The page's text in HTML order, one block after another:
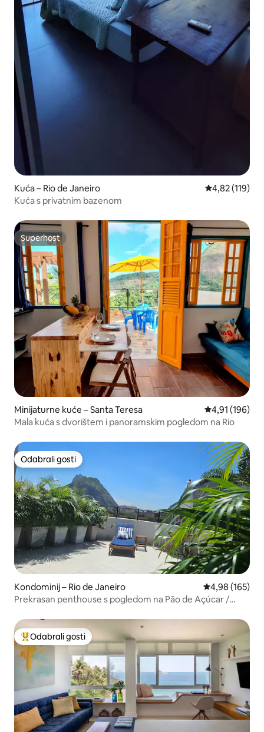
Kuća – Rio de Janeiro Prosječna
4,82 (119)
Kuća s privatnim bazenom
Superhost
Superhost
Minijaturne kuće – Santa Teresa Prosječna
4,91 (196)
Mala kuća s dvorištem i panoramskim pogledom na Rio
Odabrali gosti
Odabrali gosti
Kondominij – Rio de Janeiro Prosječna
4,98 (165)
Prekrasan penthouse s pogledom na Pão de Açúcar /
Među najviše rangiranima s oznakom „Odabrali gosti”
Odabrali gosti